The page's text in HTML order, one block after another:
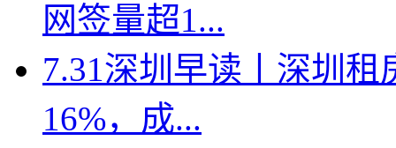
网签量超1...
7.31深圳早读丨深圳
16%，成...